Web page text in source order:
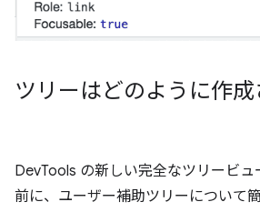
ツリーはどのように作成
DevTools の新しい完全なツリービュ
前に、ユーザー補助ツリーについて